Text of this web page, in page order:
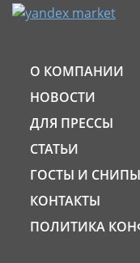
О КОМПАНИИ
НОВОСТИ
ДЛЯ ПРЕССЫ
СТАТЬИ
ГОСТЫ И СНИПЫ
КОНТАКТЫ
ПОЛИТИКА